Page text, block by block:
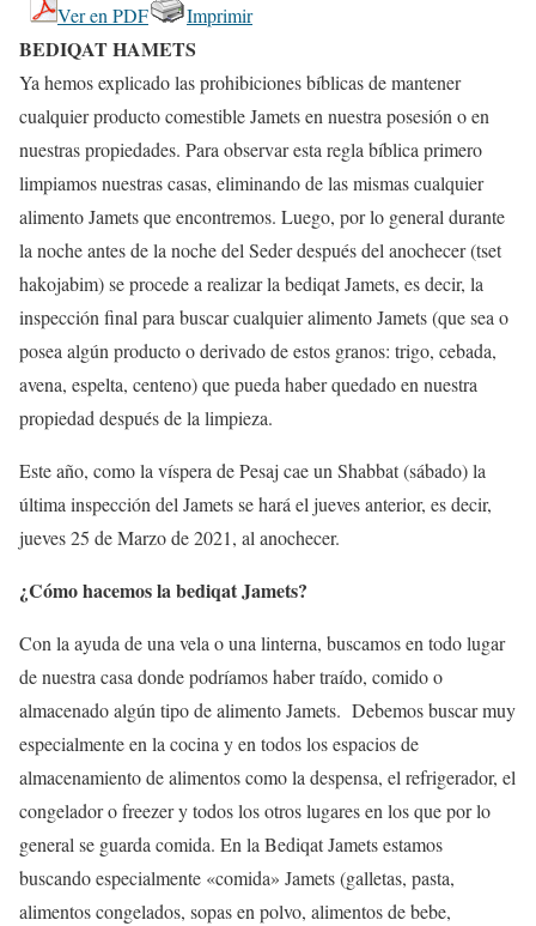
Ver en PDF Imprimir
BEDIQAT HAMETS
Ya hemos explicado las prohibiciones bíblicas de mantener
cualquier producto comestible Jamets en nuestra posesión o en
nuestras propiedades. Para observar esta regla bíblica primero
limpiamos nuestras casas, eliminando de las mismas cualquier
alimento Jamets que encontremos. Luego, por lo general durante
la noche antes de la noche del Seder después del anochecer (tset
hakojabim) se procede a realizar la bediqat Jamets, es decir, la
inspección final para buscar cualquier alimento Jamets (que sea o
posea algún producto o derivado de estos granos: trigo, cebada,
avena, espelta, centeno) que pueda haber quedado en nuestra
propiedad después de la limpieza.
Este año, como la víspera de Pesaj cae un Shabbat (sábado) la
última inspección del Jamets se hará el jueves anterior, es decir,
jueves 25 de Marzo de 2021, al anochecer.
¿Cómo hacemos la bediqat Jamets?
Con la ayuda de una vela o una linterna, buscamos en todo lugar
de nuestra casa donde podríamos haber traído, comido o
almacenado algún tipo de alimento Jamets. Debemos buscar muy
especialmente en la cocina y en todos los espacios de
almacenamiento de alimentos como la despensa, el refrigerador, el
congelador o freezer y todos los otros lugares en los que por lo
general se guarda comida. En la Bediqat Jamets estamos
buscando especialmente «comida» Jamets (galletas, pasta,
alimentos congelados, sopas en polvo, alimentos de bebe,